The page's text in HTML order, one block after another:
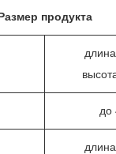
продукта
до